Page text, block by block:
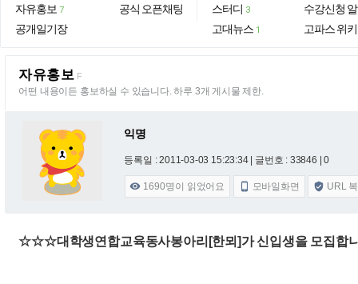
자유홍보 7
공개일기장
공식 오픈채팅
스터디 3
고대뉴스 1
수강신청
고파스 위키
자유홍보 F
어떤 내용이든 홍보하실 수 있습니다. 하루 3개 게시물 제한.
익명
등록일 : 2011-03-03 15:23:34 | 글번호 : 33846 | 0
 1690명이 읽었어요  모바일화면  URL
☆☆☆대학생연합교육동사봉아리[한뫼]가 신입생을 모집합